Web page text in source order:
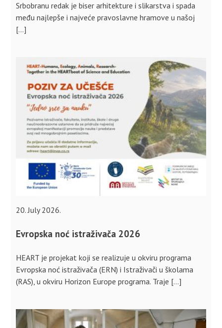
Srbobranu redak je biser arhitekture i slikarstva i spada
među najlepše i najveće pravoslavne hramove u našoj
[…]
20. July 2026.
Evropska noć istraživača 2026
HEART je projekat koji se realizuje u okviru programa
Evropska noć istraživača (ERN) i Istraživači u školama
(RAS), u okviru Horizon Europe programa. Traje […]